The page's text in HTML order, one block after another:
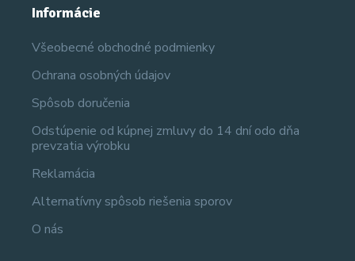
Informácie
Všeobecné obchodné podmienky
Ochrana osobných údajov
Spôsob doručenia
Odstúpenie od kúpnej zmluvy do 14 dní odo dňa
prevzatia výrobku
Reklamácia
Alternatívny spôsob riešenia sporov
O nás